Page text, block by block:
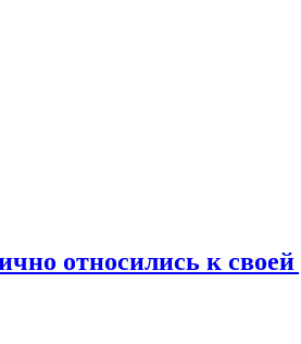
относились к своей